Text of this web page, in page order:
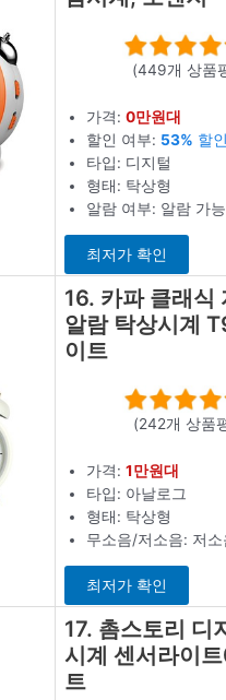
(449개 상품
가격:0만원대
할인 여부: 53% 할
타입: 디지털
형태: 탁상형
알람 여부: 알람 가능
최저가 확인
16. 카파 클래식
알람 탁상시계
이트
(242개 상품
가격:1만원대
타입: 아날로그
형태: 탁상형
무소음/저소음: 저소
최저가 확인
17. 촘스토리 디
시계 센서라이
트